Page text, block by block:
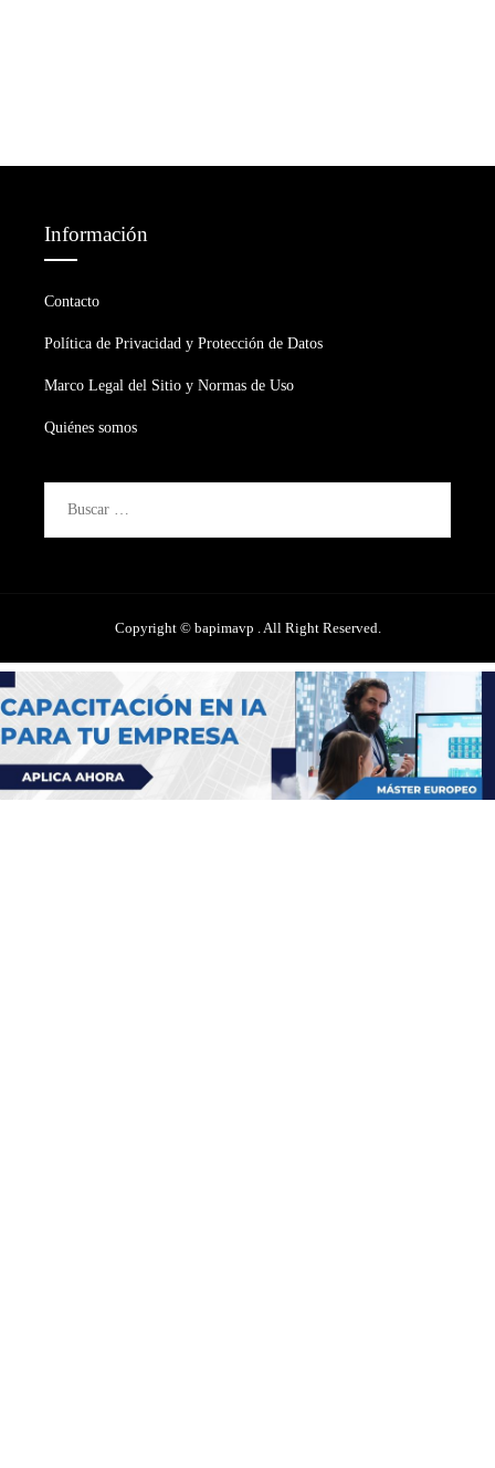
Información
Contacto
Política de Privacidad y Protección de Datos
Marco Legal del Sitio y Normas de Uso
Quiénes somos
Copyright © bapimavp . All Right Reserved.